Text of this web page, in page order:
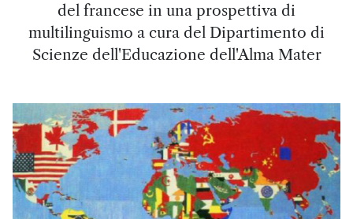
del francese in una prospettiva di
multilinguismo a cura del Dipartimento di
Scienze dell'Educazione dell'Alma Mater